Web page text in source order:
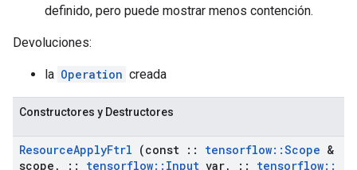
definido, pero puede mostrar menos contención.
Devoluciones:
la Operation creada
Constructores y Destructores
ResourceApplyFtrl (const :: tensorflow::Scope &
scope , :: tensorflow:: Input var, :: tensorflow::